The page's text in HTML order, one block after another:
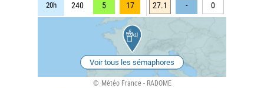
20h 240 5 17 27.1 - 0
Voir tous les sémaphores
Météo France - RADOME